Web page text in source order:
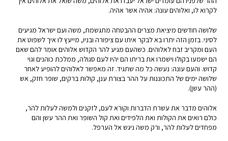
לקרוא לו, ואלוהים עונה: אהיה אשר אהיה.
שלושה חודשים מיציאת מצרים ההבטחה מתגשמת, משה ועם ישראל מגיעים
לסיני. בזמן הזה יתרו בא לבקר איתו עם ציפורה ובניו, מייעץ לו איך לשפוט את
העם ומקריב זבח לאלוהים. כשהעם מגיע להר הקדוש אלוהים אומר להם שאם
הם ישמעו בקולו וישמרו את בריתו הם יהיו לעם סגולה, ממלכת כוהנים וגוי
קדוש. והעם עונה: נעשה כל מה שתגיד. זה מאפשר לאלוהים להופיע לאחר
שלושה ימים של התכוננות על ההר בצורת ענן, קולות ברקים, שופר חזק, אש
(ההר עשן).
אלוהים מדבר את עשרת הדברות וקורא לעם, לזקנים ולמשה לעלות להר,
כולם רואים את הקולות ואת הלפידים ואת קול השופר ואת ההר עשן והם
מפחדים לעלות להר, ורק משה ניגש אל הערפל.